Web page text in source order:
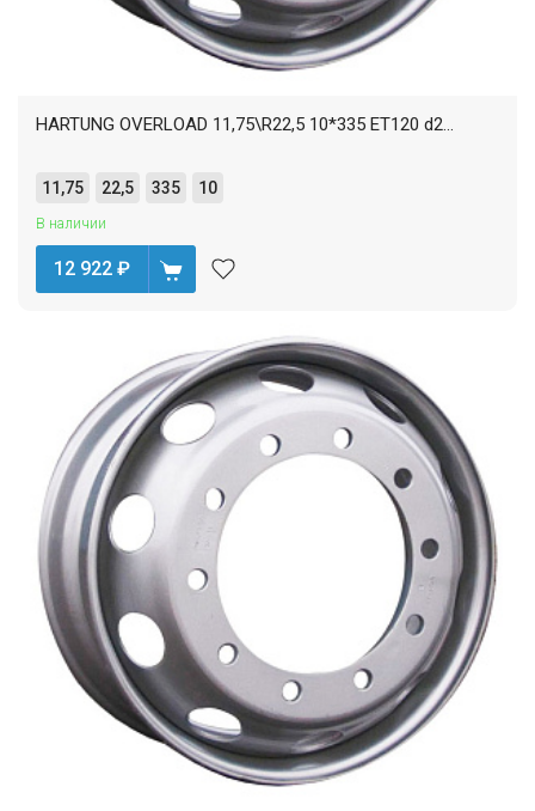
HARTUNG OVERLOAD 11,75\R22,5 10*335 ET120 d2...
11,75 22,5 335 10
В наличии
12 922 ₽